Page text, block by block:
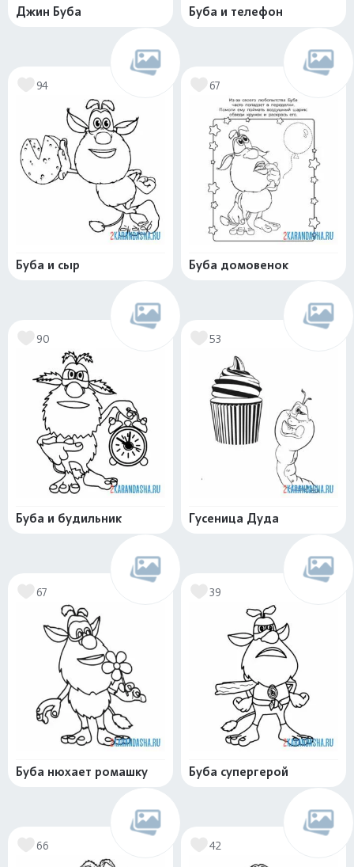
Джин Буба Буба и телефон
94
Буба и сыр
67
Буба домовенок
90
Буба и будильник
53
Гусеница Дуда
67
Буба нюхает ромашку
39
Буба супергерой
66 42